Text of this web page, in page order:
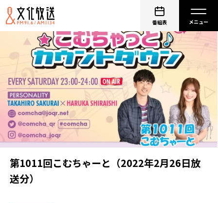
番組表
第1011回こむちゃーと（2022年2月26日放
送分）